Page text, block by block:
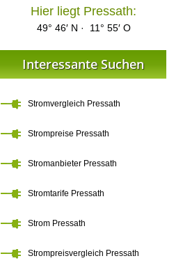
Hier liegt Pressath:
49° 46′ N · 11° 55′ O
Interessante Suchen
Stromvergleich Pressath
Strompreise Pressath
Stromanbieter Pressath
Stromtarife Pressath
Strom Pressath
Strompreisvergleich Pressath